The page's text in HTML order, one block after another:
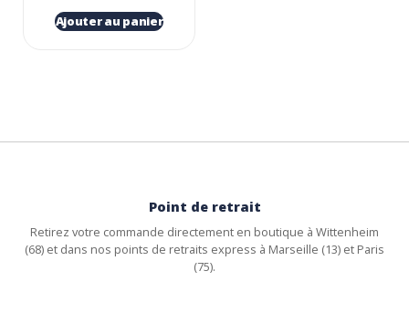
Ajouter au panier
Point de retrait
Retirez votre commande directement en boutique à Wittenheim
(68) et dans nos points de retraits express à Marseille (13) et Paris
(75).